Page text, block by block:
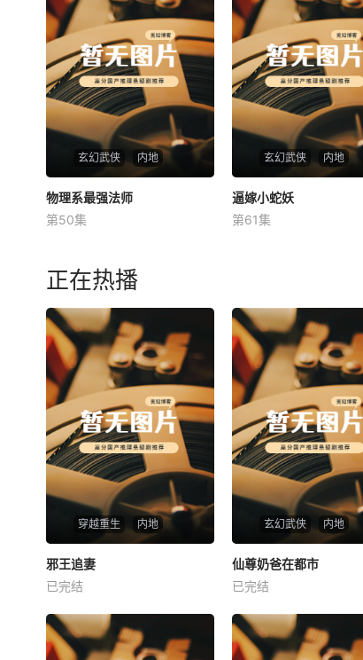
玄幻武侠 内地
物理系最强法师
未知
物理系最强法师
第50集
玄幻武侠 内地
逼嫁小蛇妖
未知
逼嫁小蛇妖
第61集
正在热播
穿越重生 内地
邪王追妻
未知
邪王追妻
已完结
玄幻武侠 内地
仙尊奶爸在都市
未知
仙尊奶爸在都市
已完结